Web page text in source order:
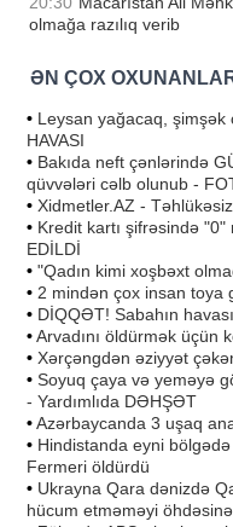
olmağa razılıq verib
ƏN ÇOX
• Leysan yağacaq, şimşək
HAVASI
• Bakıda neft çənlərində
qüvvələri cəlb olunub -
• Xidmetler.AZ -
• Kredit kartı şifrəsində
EDİLDİ
• "Qadın kimi xoşbəxt
• 2 mindən çox insan toya
• DİQQƏT! Sabahın
•Arvadını öldürmək üçün
• Xərçəngdən əziyyət
• Soyuq çaya və yeməyə
- Yardımlıda DƏHŞƏT
•Azərbaycanda 3 uşaq
• Hindistanda eyni
Fermeri öldürdü
• Ukrayna Qara dənizdə
hücum etməməyi